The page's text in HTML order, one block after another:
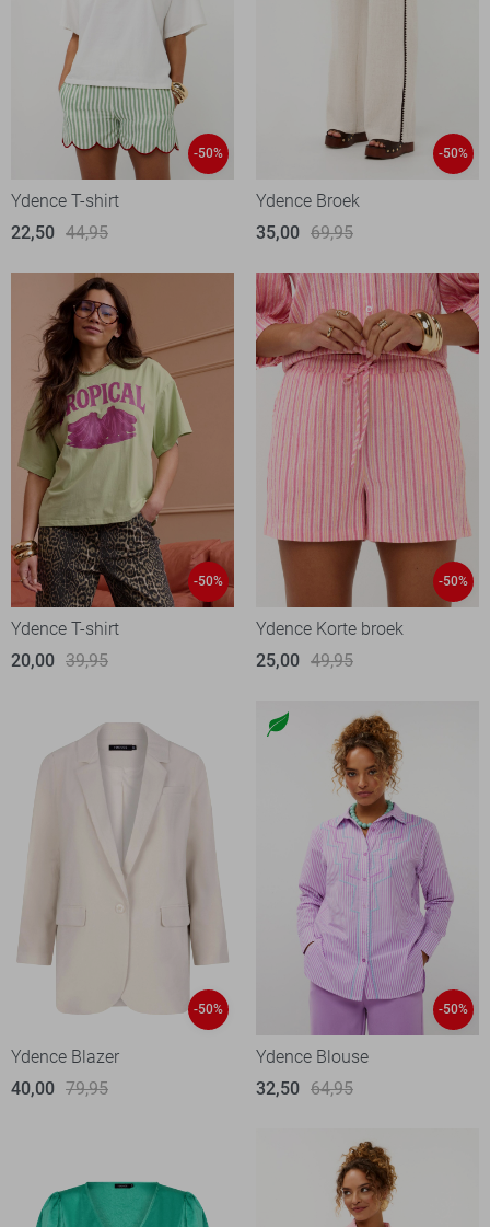
-50%
Ydence T-shirt
22,50 44,95
-50%
Ydence Broek
35,00 69,95
-50%
Ydence T-shirt
20,00 39,95
-50%
Ydence Korte broek
25,00 49,95
-50%
Ydence Blazer
40,00 79,95
-50%
Ydence Blouse
32,50 64,95